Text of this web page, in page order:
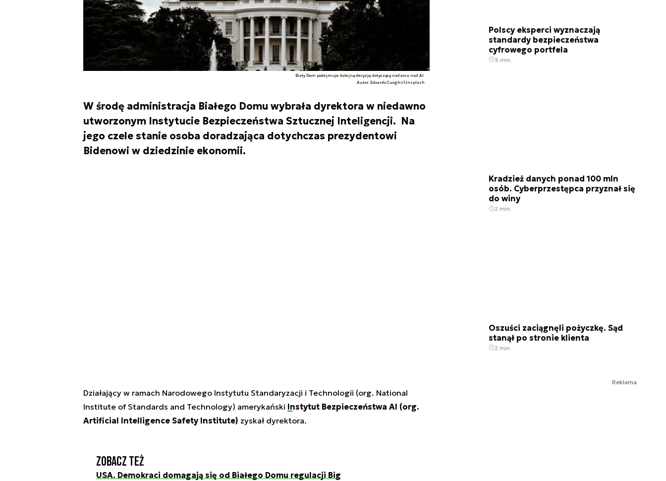
Biały Dom podejmuje kolejną decyzję dotyczącą nadzoru nad AI.
Autor. Edoardo Cuoghi/Unsplash
W środę administracja Białego Domu wybrała dyrektora w niedawno
utworzonym Instytucie Bezpieczeństwa Sztucznej Inteligencji. Na
jego czele stanie osoba doradzająca dotychczas prezydentowi
Bidenowi w dziedzinie ekonomii.
Działający w ramach Narodowego Instytutu Standaryzacji i Technologii (org. National
Institute of Standards and Technology) amerykański Instytut Bezpieczeństwa AI (org.
ArtificiaI Intelligence Safety Institute) zyskał dyrektora.
Zobacz też
USA. Demokraci domagają się od Białego Domu regulacji Big
Polscy eksperci wyznaczają
standardy bezpieczeństwa
cyfrowego portfela
3 min.
Kradzież danych ponad 100 mln
osób. Cyberprzestępca przyznał się
do winy
2 min.
Oszuści zaciągnęli pożyczkę. Sąd
stanął po stronie klienta
2 min.
Reklama